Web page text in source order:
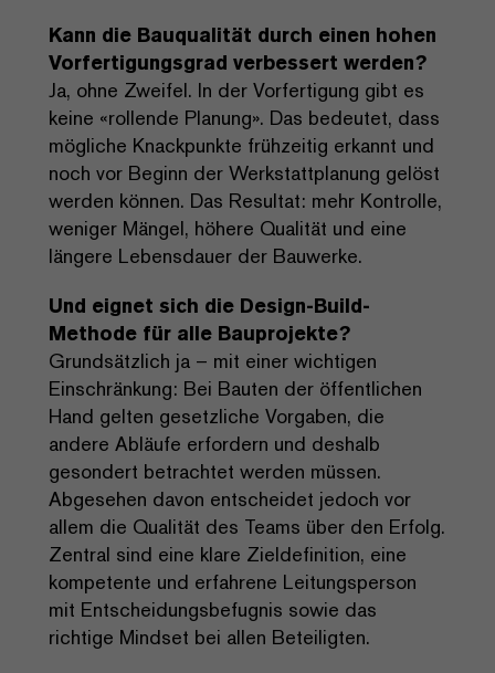
Kann die Bauqualität durch einen hohen
Vorfertigungsgrad verbessert werden?
Ja, ohne Zweifel. In der Vorfertigung gibt es
keine «rollende Planung». Das bedeutet, dass
mögliche Knackpunkte frühzeitig erkannt und
noch vor Beginn der Werkstattplanung gelöst
werden können. Das Resultat: mehr Kontrolle,
weniger Mängel, höhere Qualität und eine
längere Lebensdauer der Bauwerke.
Und eignet sich die Design-Build-
Methode für alle Bauprojekte?
Grundsätzlich ja – mit einer wichtigen
Einschränkung: Bei Bauten der öffentlichen
Hand gelten gesetzliche Vorgaben, die
andere Abläufe erfordern und deshalb
gesondert betrachtet werden müssen.
Abgesehen davon entscheidet jedoch vor
allem die Qualität des Teams über den Erfolg.
Zentral sind eine klare Zieldefinition, eine
kompetente und erfahrene Leitungsperson
mit Entscheidungsbefugnis sowie das
richtige Mindset bei allen Beteiligten.